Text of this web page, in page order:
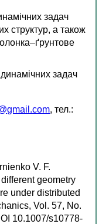
задач
структур, а також
задач
, тел.:
V. F.
geometry
under distributed
Vol. 57, No.
10.1007/s10778-